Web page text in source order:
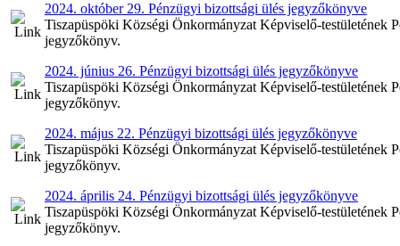
2024. október 29. Pénzügyi bizottsági ülés jegyzőkönyve
Tiszapüspöki Községi Önkormányzat Képviselő-testületének
jegyzőkönyv.
2024. június 26. Pénzügyi bizottsági ülés jegyzőkönyve
Tiszapüspöki Községi Önkormányzat Képviselő-testületének
jegyzőkönyv.
2024. május 22. Pénzügyi bizottsági ülés jegyzőkönyve
Tiszapüspöki Községi Önkormányzat Képviselő-testületének
jegyzőkönyv.
2024. április 24. Pénzügyi bizottsági ülés jegyzőkönyve
Tiszapüspöki Községi Önkormányzat Képviselő-testületének
jegyzőkönyv.